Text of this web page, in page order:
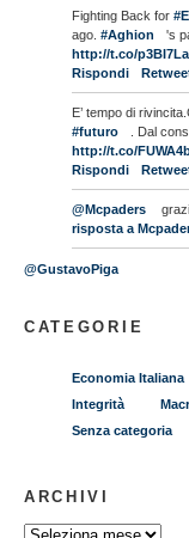
Fighting Back for
ago. #Aghion 's
http://t.co/
Rispondi
E’ tempo di
#futuro
. Dal
http://t.co/
Rispondi
@Mcpaders
risposta a
@GustavoPiga
CATEGORIE
Economia Italiana
Integrità
Senza categoria
ARCHIVI